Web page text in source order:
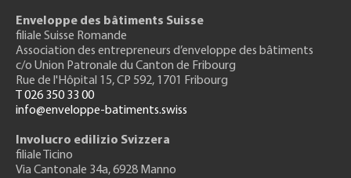
Enveloppe des bâtiments Suisse
filiale Suisse Romande
Association des entrepreneurs d’enveloppe des bâtiments
c/o Union Patronale du Canton de Fribourg
Rue de l'Hôpital 15, CP 592, 1701 Fribourg
T 026 350 33 00
info@enveloppe-batiments.swiss
Involucro edilizio Svizzera
filiale Ticino
Via Cantonale 34a, 6928 Manno